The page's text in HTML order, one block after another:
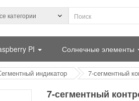
PI Солнечные элементы
индикатор 7-сегментный
7-сегментный